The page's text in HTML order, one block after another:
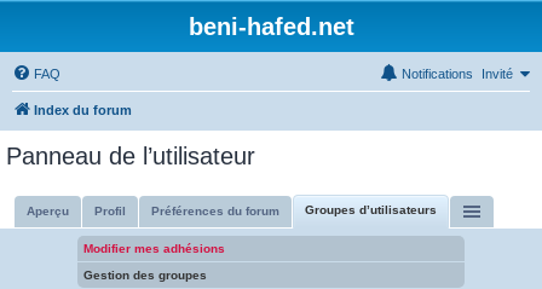
beni-hafed.net
FAQ Invité
Notifications
Index du forum
Panneau de l’utilisateur
Aperçu Profil Préférences du forum Groupes d’utilisateurs
Modifier mes adhésions
Gestion des groupes